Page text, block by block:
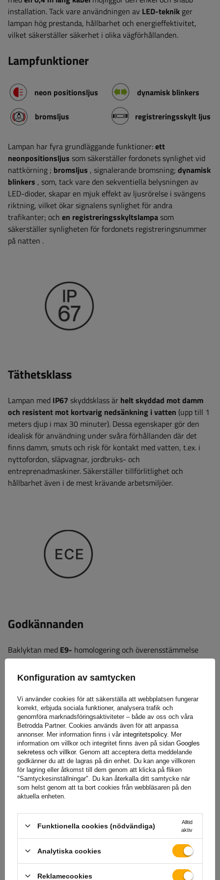
installation. Tack vare användningen av LED-teknik ger
lampan hög prestanda, hållbarhet och energieffektivitet,
vilket säkerställer säkerhet i olika vägförhållanden.
Lampfunktioner
neon positionsljus dynamisk blinkers
bromsljus registreringsskylt ljus
Lampan har fyra grundläggande funktioner:ett
neonpositionsljus som säkerställer fordonets synlighet vid
nattkörning ; bromsljus , signalerande bromsning; dynamisk
blinkers , som, tack vare den sekventiella belysningen av
LED-dioder, skapar en mjuk effekt av ljusrörelse i svängens
riktning, vilket ökar signalens synlighet för andra
trafikanter; och en registreringsskyltslampasom
säkerställer synligheten för fordonets registreringsnummer
på natten .
Täthetsklass
Lampan med IP67 skyddsklass är helt skyddad mot damm
och resistent mot kortvarig nedsänkning i vatten (upp till 1
meters djup i max 30 minuter). Dessa egenskaper gör den
idealisk för användning under svåra förhållanden där det
finns damm, smuts och risk för kontakt med vatten, t.ex. i
nyttofordon, släpvagnar, jordbruks- och
entreprenadmaskiner. Säkerställer tillförlitlighet och
hållbarhet även i de mest krävande arbetsmiljöer.
Godkännanden
Baklyktan med E9- homologering och överensstämmelse
medECE R6, R7, R10-reglerna uppfyller europeiska krav för
säkerhet och kvalitet för fordonsbelysning.
standarderna för blinkers
, vilket säkerställer korrekt
synlighet och blinkfrekvens.ECE R7 gäller positions- och
bromsljus. I sin turgaranterar ECE R10 elektromagnetisk
kompatibilitet, vilket förhindrar störningar i driften av
elektroniska enheter. Denna lampa är en mångsidig och
pålitlig lösning för kommersiella fordon, släpvagnar och
maskiner.
Bakljus är en nyckelkomponenti utrustningen för
semitrailers, eftersom de har en signalfunktion och
säkerställer fordonets synlighet på vägen och på
arbetsplatsen. Tack vare rätt utvalda bakljus kan du
avsevärt öka säkerheten för både förare och andra
trafikanter. Dessa lamporär särskilt viktiga under
förhållanden med begränsad sikt, som natt, dimma eller
Konfiguration av samtycken
Vi använder cookies för att säkerställa att webbplatsen fungerar
korrekt, erbjuda sociala funktioner, analysera trafik och
genomföra marknadsföringsaktiviteter – både av oss och våra
Betrodda Partner. Cookies används även för att anpassa
annonser. Mer information finns i vår integritetspolicy. Mer
information om villkor och integritet finns även på sidan Googles
sekretess och villkor. Genom att acceptera detta meddelande
godkänner du att de lagras på din enhet. Du kan ange villkoren
för lagring eller åtkomst till dem genom att klicka på fliken
"Samtyckesinställningar". Du kan återkalla ditt samtycke när
som helst genom att ta bort cookies från webbläsaren på den
aktuella enheten.
Funktionella cookies (nödvändiga)
Alltid
aktiv
Analytiska cookies
Reklamecookies